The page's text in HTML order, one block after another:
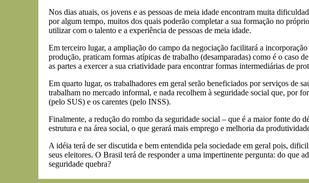
Nos dias atuais, os jovens e as pessoas de meia idade encontram muita
por algum tempo, muitos dos quais poderão completar a sua formação no
utilizar com o talento e a experiência de pessoas de meia idade.
Em terceiro lugar, a ampliação do campo da negociação facilitará a
produção, praticam formas atípicas de trabalho (desamparadas) como é o caso
as partes a exercer a sua criatividade para encontrar formas intermediárias de
Em quarto lugar, os trabalhadores em geral serão beneficiados por serviços de
trabalham no mercado informal, e nada recolhem à seguridade social que, por
(pelo SUS) e os carentes (pelo INSS).
Finalmente, a redução do rombo da seguridade social – que é a maior fonte do
estrutura e na área social, o que gerará mais emprego e melhoria da
A idéia terá de ser discutida e bem entendida pela sociedade em geral pois,
seus eleitores. O Brasil terá de responder a uma impertinente pergunta: do que
seguridade quebra?